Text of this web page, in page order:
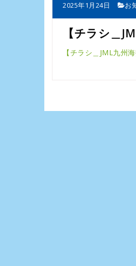
2025年1月24日 お
【チラシ＿
【チラシ＿JML九州